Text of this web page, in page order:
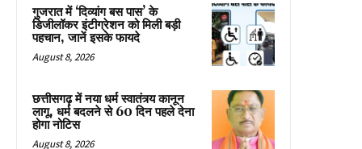
गुजरात में ‘दिव्यांग बस पास’ के
डिजीलॉकर इंटीग्रेशन को मिली बड़ी
पहचान, जानें इसके फायदे
August 8, 2026
छत्तीसगढ़ में नया धर्म स्वातंत्र्य कानून
लागू, धर्म बदलने से 60 दिन पहले देना
होगा नोटिस
August 8, 2026